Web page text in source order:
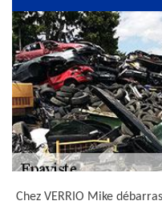
Chez VERRIO Mike